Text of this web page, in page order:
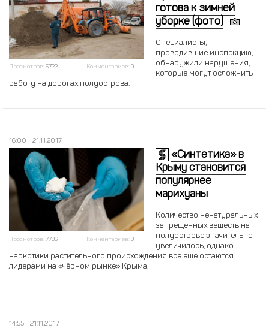
Просмотров: 6722 Комментариев: 0
готова к зимней
уборке (фото)
Специалисты,
проводившие инспекцию,
обнаружили нарушения,
которые могут осложнить
работу на дорогах полуострова.
16:00 21.11.2017
Просмотров: 7796 Комментариев: 0
«Синтетика» в
Крыму становится
популярнее
марихуаны
Количество ненатуральных
запрещенных веществ на
полуострове значительно
увеличилось, однако
наркотики растительного происхождения все еще остаются
лидерами на «чёрном рынке» Крыма.
14:55 21.11.2017